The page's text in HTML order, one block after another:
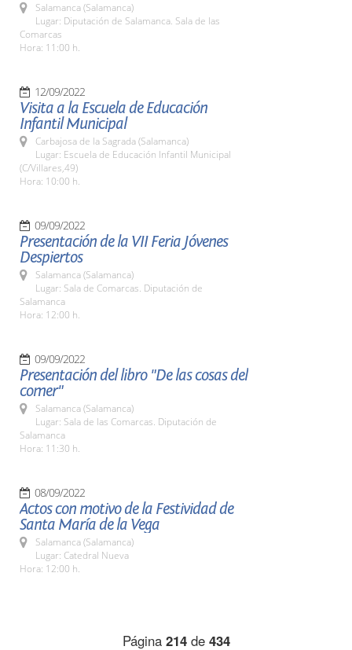
Salamanca (Salamanca)
Lugar: Diputación de Salamanca. Sala de las
Comarcas
Hora: 11:00 h.
12/09/2022
Visita a la Escuela de Educación
Infantil Municipal
Carbajosa de la Sagrada (Salamanca)
Lugar: Escuela de Educación Infantil Municipal
(C/Villares,49)
Hora: 10:00 h.
09/09/2022
Presentación de la VII Feria Jóvenes
Despiertos
Salamanca (Salamanca)
Lugar: Sala de Comarcas. Diputación de
Salamanca
Hora: 12:00 h.
09/09/2022
Presentación del libro "De las cosas del
comer"
Salamanca (Salamanca)
Lugar: Sala de las Comarcas. Diputación de
Salamanca
Hora: 11:30 h.
08/09/2022
Actos con motivo de la Festividad de
Santa María de la Vega
Salamanca (Salamanca)
Lugar: Catedral Nueva
Hora: 12:00 h.
Página 214de 434